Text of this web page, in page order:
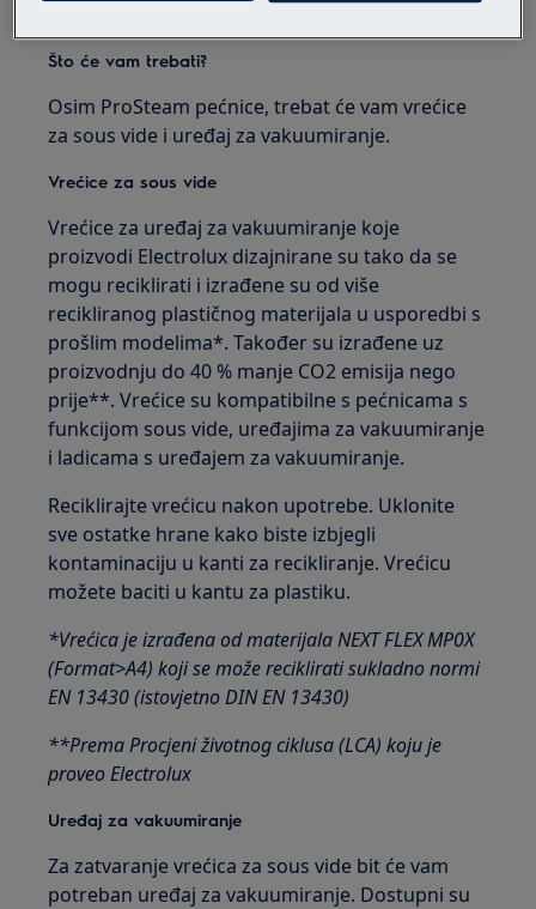
Što će vam trebati?
Osim ProSteam pećnice, trebat će vam vrećice
za sous vide i uređaj za vakuumiranje.
Vrećice za sous vide
Vrećice za uređaj za vakuumiranje koje
proizvodi Electrolux dizajnirane su tako da se
mogu reciklirati i izrađene su od više
recikliranog plastičnog materijala u usporedbi s
prošlim modelima*. Također su izrađene uz
proizvodnju do 40 % manje CO2 emisija nego
prije**. Vrećice su kompatibilne s pećnicama s
funkcijom sous vide, uređajima za vakuumiranje
i ladicama s uređajem za vakuumiranje.
Reciklirajte vrećicu nakon upotrebe. Uklonite
sve ostatke hrane kako biste izbjegli
kontaminaciju u kanti za recikliranje. Vrećicu
možete baciti u kantu za plastiku.
*Vrećica je izrađena od materijala NEXT FLEX MP0X
(Format>A4) koji se može reciklirati sukladno normi
EN 13430 (istovjetno DIN EN 13430)
**Prema Procjeni životnog ciklusa (LCA) koju je
proveo Electrolux
Uređaj za vakuumiranje
Za zatvaranje vrećica za sous vide bit će vam
potreban uređaj za vakuumiranje. Dostupni su